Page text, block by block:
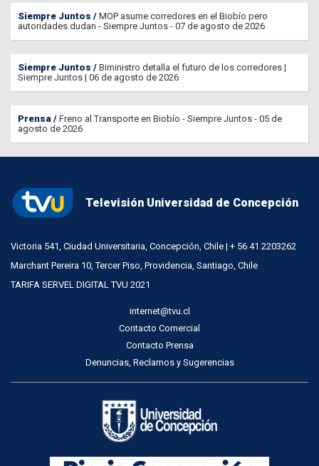
Siempre Juntos
MOP asume corredores en el Biobío pero
autoridades dudan - Siempre Juntos - 07 de agosto de 2026
Siempre Juntos
Biministro detalla el futuro de los corredores |
Siempre Juntos | 06 de agosto de 2026
Prensa
Freno al Transporte en Biobío - Siempre Juntos - 05 de
agosto de 2026
Televisión Universidad de Concepción
Victoria 541, Ciudad Universitaria, Concepción, Chile | + 56 41 2203262
Marchant Pereira 10, Tercer Piso, Providencia, Santiago, Chile
TARIFA SERVEL DIGITAL TVU 2021
internet@tvu.cl
Contacto Comercial
Contacto Prensa
Denuncias, Reclamos y Sugerencias